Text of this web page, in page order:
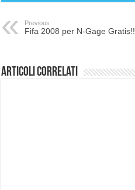
Previous
Fifa 2008 per N-Gage Gratis!!
Articoli correlati